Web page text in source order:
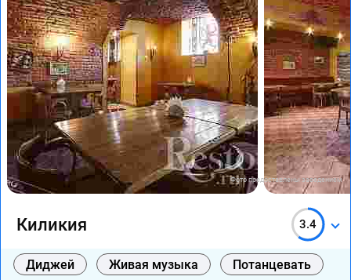
Фото предоставлены заведением
Киликия 3.4
Диджей Живая музыка Потанцевать